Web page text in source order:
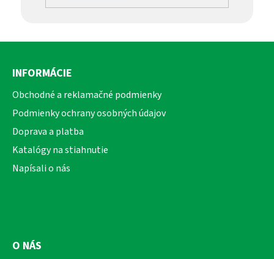
Z
INFORMÁCIE
Obchodné a reklamačné podmienky
Podmienky ochrany osobných údajov
Doprava a platba
Katalógy na stiahnutie
Napísali o nás
O NÁS